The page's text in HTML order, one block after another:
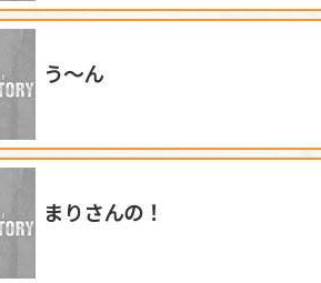
う～ん
まりさんの！